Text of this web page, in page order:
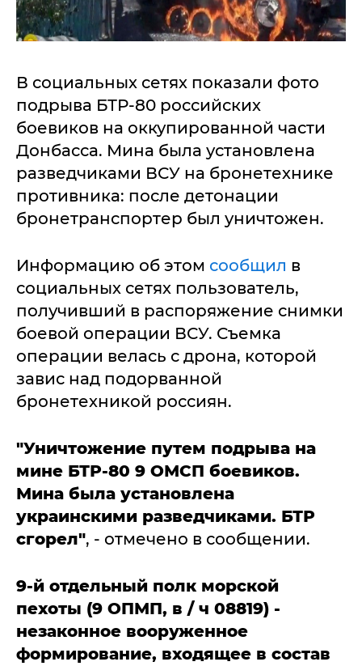
В социальных сетях показали фото
подрыва БТР-80 российских
боевиков на оккупированной части
Донбасса. Мина была установлена
разведчиками ВСУ на бронетехнике
противника: после детонации
бронетранспортер был уничтожен.
Информацию об этом сообщил в
социальных сетях пользователь,
получивший в распоряжение снимки
боевой операции ВСУ. Съемка
операции велась с дрона, которой
завис над подорванной
бронетехникой россиян.
"Уничтожение путем подрыва на
мине БТР-80 9 ОМСП боевиков.
Мина была установлена
украинскими разведчиками. БТР
сгорел", - отмечено в сообщении.
9-й отдельный полк морской
пехоты (9 ОПМП, в / ч 08819) -
незаконное вооруженное
формирование, входящее в состав